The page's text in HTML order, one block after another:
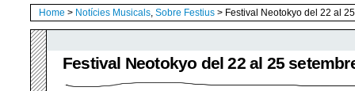
Home > Notícies Musicals, Sobre Festius > Festival Neotokyo del 22 al
Festival Neotokyo del 22 al 25